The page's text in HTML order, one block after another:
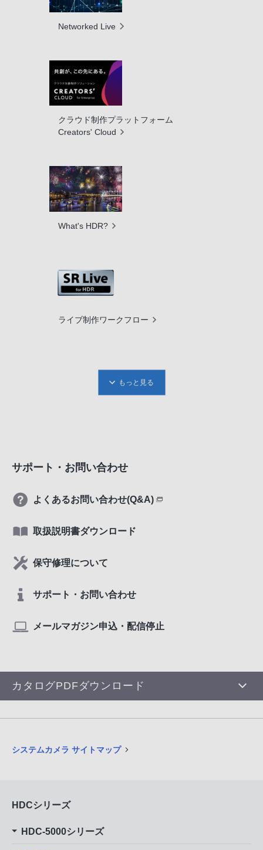
Networked Live
クラウド制作プラットフォーム
Creators' Cloud
What's HDR?
ライブ制作ワークフロー
もっと見る
サポート・お問い合わせ
よくあるお問い合わせ(Q&A)
取扱説明書ダウンロード
保守修理について
サポート・お問い合わせ
メールマガジン申込・配信停止
カタログPDFダウンロード
システムカメラ サイトマップ
HDCシリーズ
HDC-5000シリーズ